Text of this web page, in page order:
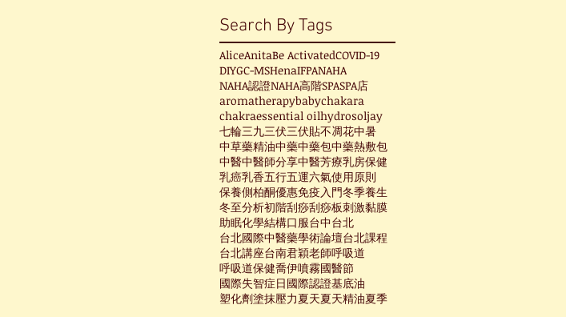
Search By Tags
AliceAnitaBe ActivatedCOVID-19
DIYGC-MSHenaIFPANAHA
NAHA認證NAHA高階SPASPA店
aromatherapybabychakara
chakraessential oilhydrosoljay
七輪三九三伏三伏貼不凋花中暑
中草藥精油中藥中藥包中藥熱敷包
中醫中醫師分享中醫芳療乳房保健
乳癌乳香五行五運六氣使用原則
保養側柏酮優惠免疫入門冬季養生
冬至分析初階刮痧刮痧板刺激黏膜
助眠化學結構口服台中台北
台北國際中醫藥學術論壇台北課程
台北講座台南君穎老師呼吸道
呼吸道保健喬伊噴霧國醫節
國際失智症日國際認證基底油
塑化劑塗抹壓力夏天夏天精油夏季